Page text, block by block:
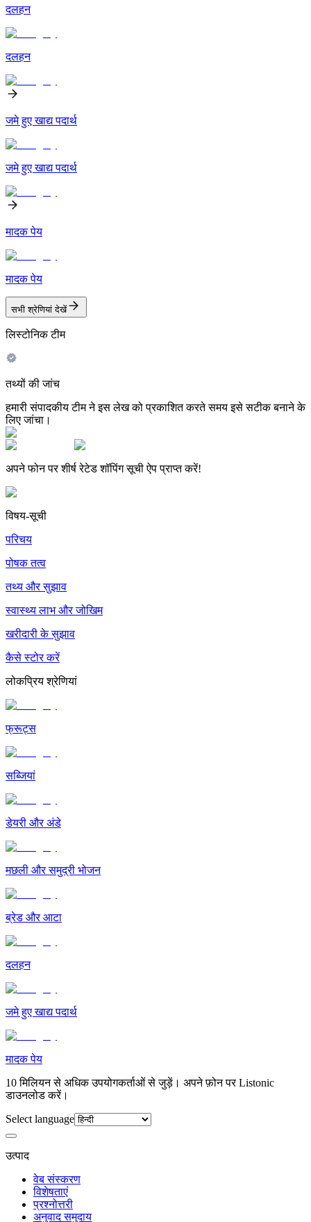
दलहन
दलहन
जमे हुए खाद्य पदार्थ
जमे हुए खाद्य पदार्थ
मादक पेय
मादक पेय
सभी श्रेणियां देखें
लिस्टोनिक टीम
तथ्यों की जांच
हमारी संपादकीय टीम ने इस लेख को प्रकाशित करते समय इसे सटीक बनाने के
लिए जांचा।
अपने फोन पर शीर्ष रेटेड शॉपिंग सूची ऐप प्राप्त करें!
विषय-सूची
परिचय
पोषक तत्व
तथ्य और सुझाव
स्वास्थ्य लाभ और जोखिम
खरीदारी के सुझाव
कैसे स्टोर करें
लोकप्रिय श्रेणियां
फ्रूट्स
सब्जियां
डेयरी और अंडे
मछली और समुद्री भोजन
ब्रेड और आटा
दलहन
जमे हुए खाद्य पदार्थ
मादक पेय
10 मिलियन से अधिक उपयोगकर्ताओं से जुड़ें। अपने फ़ोन पर Listonic
डाउनलोड करें।
Select language
उत्पाद
वेब संस्करण
विशेषताएं
प्रश्नोत्तरी
अनुवाद समुदाय